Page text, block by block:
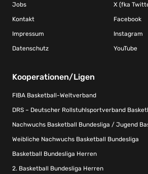
Jobs
Kontakt
Impressum
Datenschutz
X (fka
Facebook
Instagram
YouTube
Kooperationen/Ligen
FIBA Basketball-Weltverband
DRS – Deutscher Rollstuhlsportverband
Nachwuchs Basketball Bundesliga / Jugend
Weibliche Nachwuchs Basketball Bundesliga
Basketball Bundesliga Herren
2. Basketball Bundesliga Herren